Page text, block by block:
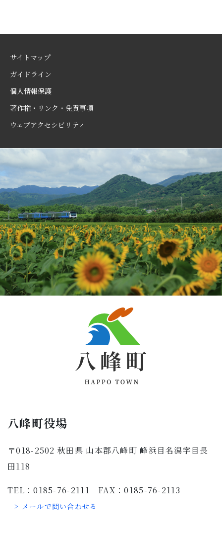
サイトマップ
ガイドライン
個人情報保護
著作権・リンク・免責事項
ウェブアクセシビリティ
八峰町役場
〒018-2502 秋田県 山本郡八峰町 峰浜目名潟字目長
田118
TEL：0185-76-2111 FAX：0185-76-2113
> メールで問い合わせる